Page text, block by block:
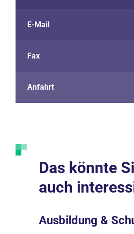
E-Mail
Fax
Anfahrt
Das könnte
auch
Ausbildung &